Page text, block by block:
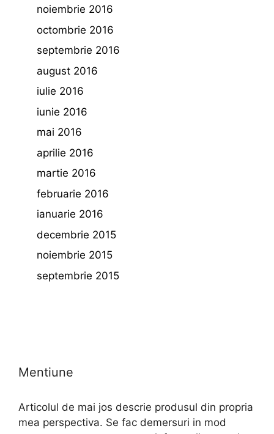
noiembrie 2016
octombrie 2016
septembrie 2016
august 2016
iulie 2016
iunie 2016
mai 2016
aprilie 2016
martie 2016
februarie 2016
ianuarie 2016
decembrie 2015
noiembrie 2015
septembrie 2015
Mentiune
Articolul de mai jos descrie produsul din propria
mea perspectiva. Se fac demersuri in mod